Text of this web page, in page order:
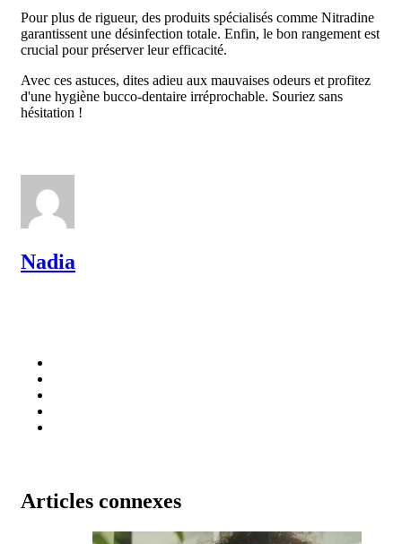
Pour plus de rigueur, des produits spécialisés comme Nitradine
garantissent une désinfection totale. Enfin, le bon rangement est
crucial pour préserver leur efficacité.
Avec ces astuces, dites adieu aux mauvaises odeurs et profitez
d'une hygiène bucco-dentaire irréprochable. Souriez sans
hésitation !
Nadia
Articles connexes